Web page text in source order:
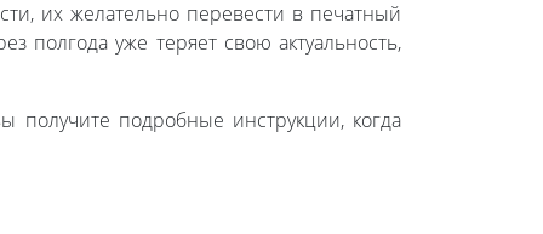
их желательно перевести в печатный
полгода уже теряет свою актуальность,
подробные инструкции, когда